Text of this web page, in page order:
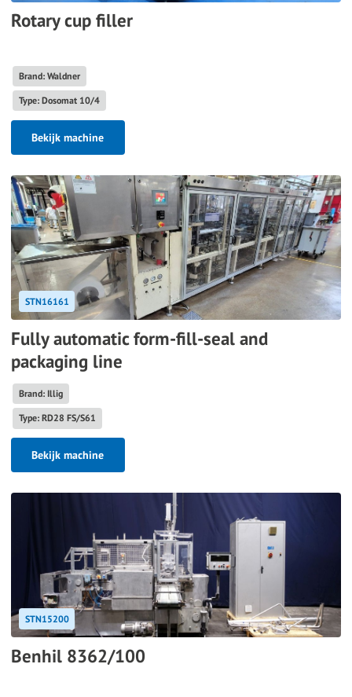
Rotary cup filler
Brand: Waldner
Type: Dosomat 10/4
Bekijk machine
STN16161
Fully automatic form-fill-seal and
packaging line
Brand: Illig
Type: RD28 FS/S61
Bekijk machine
STN15200
Benhil 8362/100